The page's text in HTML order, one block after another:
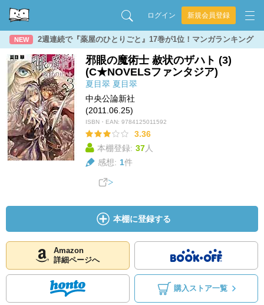
ログイン 新規会員登録
NEW 2週連続で『薬屋のひとりごと』17巻が1位！マンガランキング
邪眼の魔術士 赦状のザハト (3)
(C★NOVELSファンタジア)
夏目翠 夏目翠
中央公論新社
(2011.06.25)
ISBN・EAN: 9784125011592
3.36
本棚登録: 37人
感想: 1件
本棚に登録する
Amazon
詳細ページへ
購入ストア一覧